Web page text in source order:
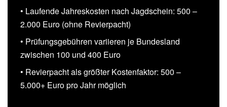
• Laufende Jahreskosten nach Jagdschein: 500 –
2.000 Euro (ohne Revierpacht)
• Prüfungsgebühren variieren je Bundesland
zwischen 100 und 400 Euro
• Revierpacht als größter Kostenfaktor: 500 –
5.000+ Euro pro Jahr möglich